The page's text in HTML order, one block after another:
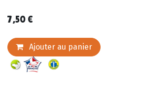
7,50 €
Ajouter au panier